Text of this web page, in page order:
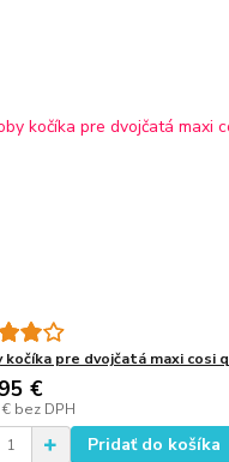
kočíka pre dvojčatá maxi cosi
€
bez DPH
Pridať do košíka